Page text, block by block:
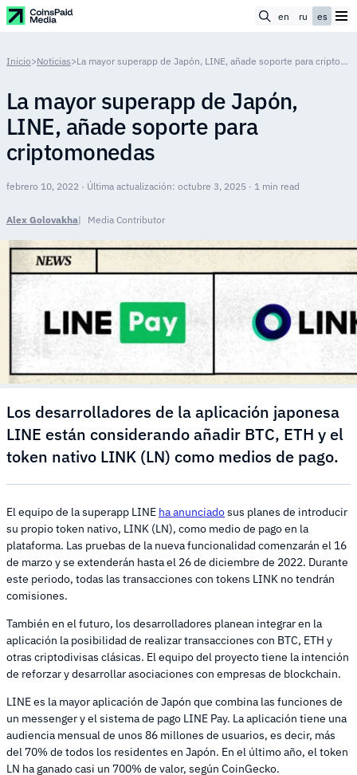
en ru es
Inicio>Noticias> La mayor superapp de Japón, LINE, añade soporte para criptomonedas
La mayor superapp de Japón,
LINE, añade soporte para
criptomonedas
febrero 10, 2022 · Última actualización: octubre 3, 2025 · 1 min read
Alex Golovakha Media Contributor
Los desarrolladores de la aplicación japonesa
LINE están considerando añadir BTC, ETH y el
token nativo LINK (LN) como medios de pago.
El equipo de la superapp LINE ha anunciadosus planes de introducir
su propio token nativo, LINK (LN), como medio de pago en la
plataforma. Las pruebas de la nueva funcionalidad comenzarán el 16
de marzo y se extenderán hasta el 26 de diciembre de 2022. Durante
este periodo, todas las transacciones con tokens LINK no tendrán
comisiones.
También en el futuro, los desarrolladores planean integrar en la
aplicación la posibilidad de realizar transacciones con BTC, ETH y
otras criptodivisas clásicas. El equipo del proyecto tiene la intención
de reforzar y desarrollar asociaciones con empresas de blockchain.
LINE es la mayor aplicación de Japón que combina las funciones de
un messenger y el sistema de pago LINE Pay. La aplicación tiene una
audiencia mensual de unos 86 millones de usuarios, es decir, más
del 70% de todos los residentes en Japón. En el último año, el token
LN ha ganado casi un 700% de valor, según CoinGecko.